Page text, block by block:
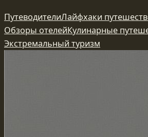
к
содержимому
ПутеводителиЛайфхаки
Обзоры отелейКулинарные
Экстремальный туризм